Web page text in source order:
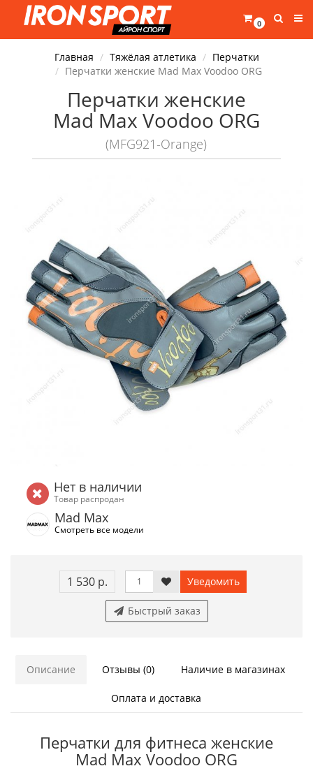
0
Главная Тяжёлая атлетика
Перчатки
Перчатки женские Mad Max Voodoo ORG
Перчатки женские
Mad Max Voodoo ORG
(MFG921-Orange)
Нет в наличии
Товар распродан
Mad Max
Смотреть все модели
1 530 р. Уведомить
Быстрый заказ
Описание Отзывы (0) Наличие в магазинах
Оплата и доставка
Перчатки для фитнеса женские
Mad Max Voodoo ORG